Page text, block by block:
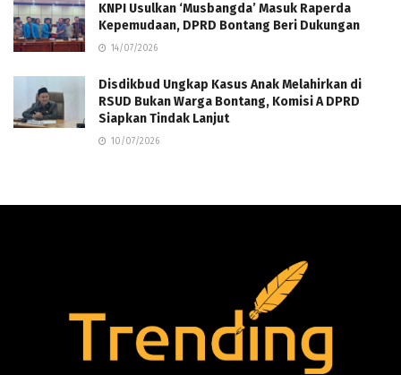
KNPI Usulkan ‘Musbangda’ Masuk Raperda
Kepemudaan, DPRD Bontang Beri Dukungan
14/07/2026
Disdikbud Ungkap Kasus Anak Melahirkan di
RSUD Bukan Warga Bontang, Komisi A DPRD
Siapkan Tindak Lanjut
10/07/2026